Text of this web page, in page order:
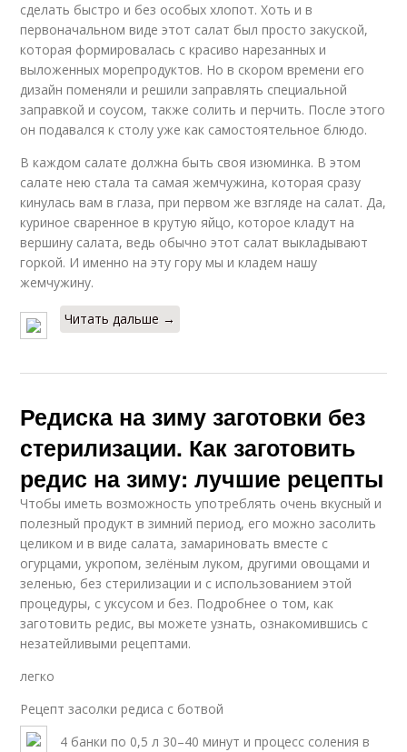
сделать быстро и без особых хлопот. Хоть и в
первоначальном виде этот салат был просто закуской,
которая формировалась с красиво нарезанных и
выложенных морепродуктов. Но в скором времени его
дизайн поменяли и решили заправлять специальной
заправкой и соусом, также солить и перчить. После этого
он подавался к столу уже как самостоятельное блюдо.
В каждом салате должна быть своя изюминка. В этом
салате нею стала та самая жемчужина, которая сразу
кинулась вам в глаза, при первом же взгляде на салат. Да,
куриное сваренное в крутую яйцо, которое кладут на
вершину салата, ведь обычно этот салат выкладывают
горкой. И именно на эту гору мы и кладем нашу
жемчужину.
Читать дальше →
Редиска на зиму заготовки без
стерилизации. Как заготовить
редис на зиму: лучшие рецепты
Чтобы иметь возможность употреблять очень вкусный и
полезный продукт в зимний период, его можно засолить
целиком и в виде салата, замариновать вместе с
огурцами, укропом, зелёным луком, другими овощами и
зеленью, без стерилизации и с использованием этой
процедуры, с уксусом и без. Подробнее о том, как
заготовить редис, вы можете узнать, ознакомившись с
незатейливыми рецептами.
легко
Рецепт засолки редиса с ботвой
4 банки по 0,5 л 30–40 минут и процесс соления в